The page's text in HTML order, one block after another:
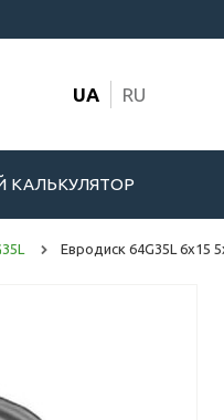
UA RU
КАЛЬКУЛЯТОР
Евродиск 64G35L 6x15